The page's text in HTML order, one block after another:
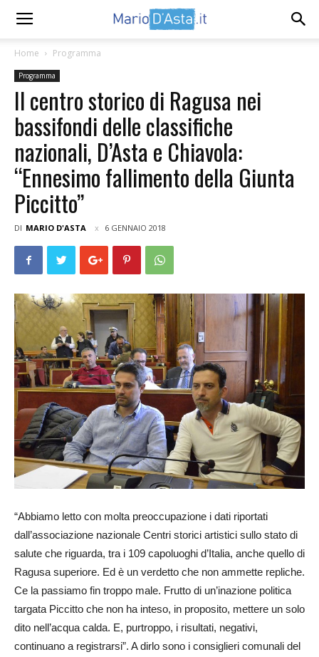
Home Programma
Programma
Il centro storico di Ragusa nei
bassifondi delle classifiche
nazionali, D’Asta e Chiavola:
“Ennesimo fallimento della Giunta
Piccitto”
DI MARIO D'ASTA 6 GENNAIO 2018
“Abbiamo letto con molta preoccupazione i dati riportati
dall’associazione nazionale Centri storici artistici sullo stato di
salute che riguarda, tra i 109 capoluoghi d’Italia, anche quello di
Ragusa superiore. Ed è un verdetto che non ammette repliche.
Ce la passiamo fin troppo male. Frutto di un’inazione politica
targata Piccitto che non ha inteso, in proposito, mettere un solo
dito nell’acqua calda. E, purtroppo, i risultati, negativi,
continuano a registrarsi”. A dirlo sono i consiglieri comunali del